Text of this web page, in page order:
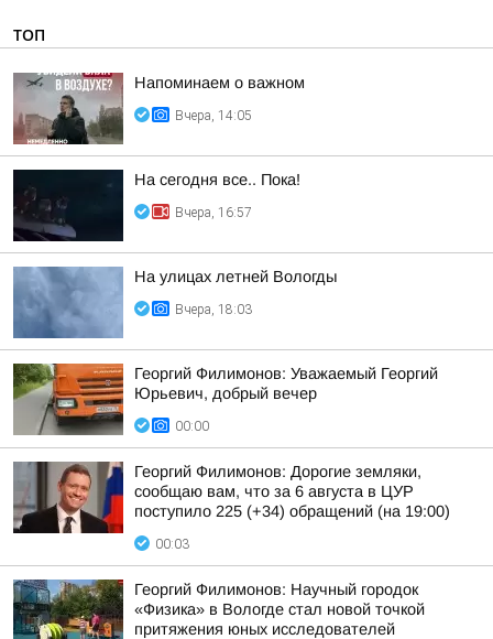
ТОП
Напоминаем о важном
Вчера, 14:05
На сегодня все.. Пока!
Вчера, 16:57
На улицах летней Вологды
Вчера, 18:03
Георгий Филимонов: Уважаемый Георгий
Юрьевич, добрый вечер
00:00
Георгий Филимонов: Дорогие земляки,
сообщаю вам, что за 6 августа в ЦУР
поступило 225 (+34) обращений (на 19:00)
00:03
Георгий Филимонов: Научный городок
«Физика» в Вологде стал новой точкой
притяжения юных исследователей